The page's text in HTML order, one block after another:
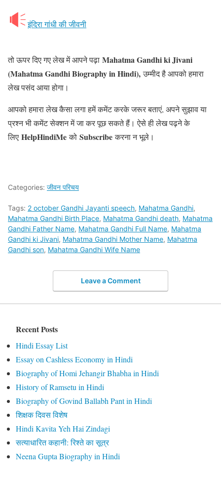
इंदिरा गांधी की जीवनी
तो ऊपर दिए गए लेख में आपने पढ़ा Mahatma Gandhi ki Jivani
(Mahatma Gandhi Biography in Hindi),उम्मीद है आपको हमारा
लेख पसंद आया होगा।
आपको हमारा लेख कैसा लगा हमें कमेंट करके जरूर बताएं, अपने सुझाव या
प्रश्न भी कमेंट सेक्शन में जा कर पूछ सकते हैं। ऐसे ही लेख पढ़ने के
लिए HelpHindiMeको Subscribeकरना न भूले।
Categories: जीवन परिचय
Tags: 2 october Gandhi Jayanti speech, Mahatma Gandhi,
Mahatma Gandhi Birth Place, Mahatma Gandhi death, Mahatma
Gandhi Father Name, Mahatma Gandhi Full Name, Mahatma
Gandhi ki Jivani, Mahatma Gandhi Mother Name, Mahatma
Gandhi son, Mahatma Gandhi Wife Name
Leave a Comment
Recent Posts
Hindi Essay List
Essay on Cashless Economy in Hindi
Biography of Homi Jehangir Bhabha in Hindi
History of Ramsetu in Hindi
Biography of Govind Ballabh Pant in Hindi
शिक्षक दिवस विशेष
Hindi Kavita Yeh Hai Zindagi
सत्याधारित कहानी: रिश्ते का सूत्र
Neena Gupta Biography in Hindi